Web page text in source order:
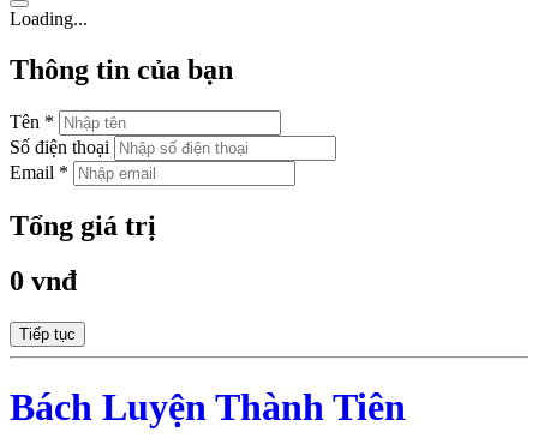
Loading...
Thông tin của bạn
Tên *
Số điện thoại
Email *
Tổng giá trị
0 vnđ
Tiếp tục
Bách Luyện Thành Tiên